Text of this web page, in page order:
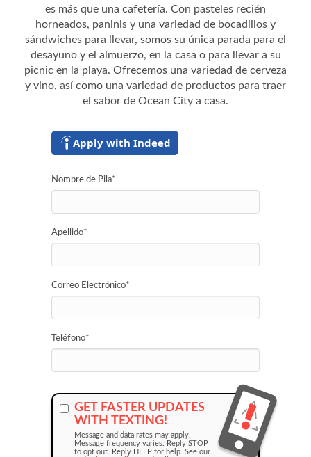
es más que una cafetería. Con pasteles recién
horneados, paninis y una variedad de bocadillos y
sándwiches para llevar, somos su única parada para el
desayuno y el almuerzo, en la casa o para llevar a su
picnic en la playa. Ofrecemos una variedad de cerveza
y vino, así como una variedad de productos para traer
el sabor de Ocean City a casa.
Apply with Indeed
Nombre de Pila*
Apellido*
Correo Electrónico*
Teléfono*
GET FASTER UPDATES
WITH TEXTING!
Message and data rates may apply.
Message frequency varies. Reply STOP
to opt out. Reply HELP for help. See our